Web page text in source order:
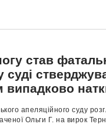
став
суді
випадково
апеляційного суду
Ольги Г. на вирок